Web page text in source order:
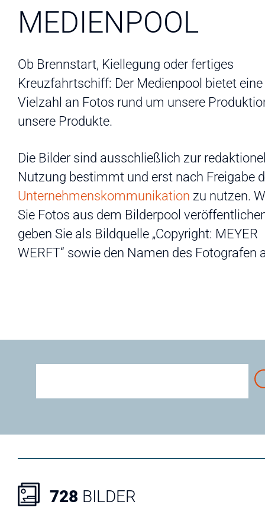
MEDIENPOOL
Ob Brennstart, Kiellegung oder fertiges
Kreuzfahrtschiff: Der Medienpool bietet eine
Vielzahl an Fotos rund um unsere
unsere Produkte.
Die Bilder sind ausschließlich zur
Nutzung bestimmt und erst nach Freigabe
Unternehmenskommunikation zu nutzen.
Sie Fotos aus dem Bilderpool
geben Sie als Bildquelle „Copyright: MEYER
WERFT“ sowie den Namen des Fotografen
728 BILDER